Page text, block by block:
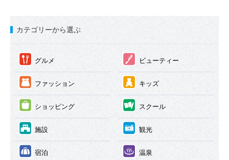
カテゴリーから選ぶ
① グルメ ② ビューティー
③ ファッション ④ キッズ
⑤ ショッピング ⑥ スクール
⑦ 施設 ⑧ 観光
⑨ 宿泊 ⑩ 温泉